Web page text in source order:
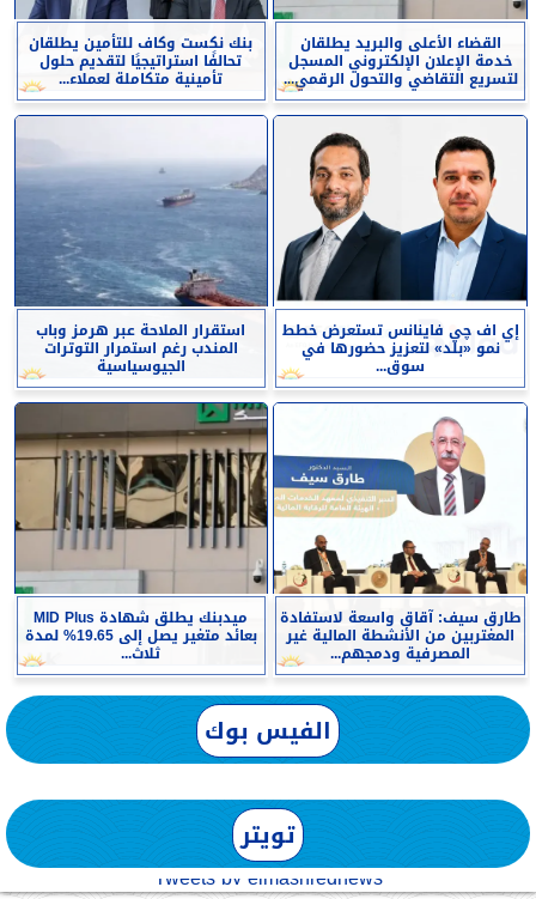
القضاء الأعلى والبريد يطلقان
خدمة الإعلان الإلكتروني المسجل
لتسريع التقاضي والتحول الرقمي...
بنك نكست وكاف للتأمين يطلقان
تحالفًا استراتيجيًا لتقديم حلول
تأمينية متكاملة لعملاء...
إي اف چي فاينانس تستعرض خطط
نمو «بلد» لتعزيز حضورها في
سوق...
استقرار الملاحة عبر هرمز وباب
المندب رغم استمرار التوترات
الجيوسياسية
طارق سيف: آقاق واسعة لاستفادة
المغتربين من الأنشطة المالية غير
المصرفية ودمجهم...
ميدبنك يطلق شهادة MID Plus
بعائد متغير يصل إلى 19.65% لمدة
ثلاث...
الفيس بوك
تويتر
Tweets by elmashreqnews